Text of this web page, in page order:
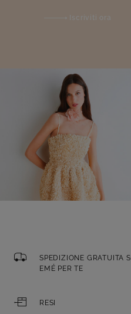
Iscriviti ora
SPEDIZIONE GRATUITA
EMÉ PER TE
RESI